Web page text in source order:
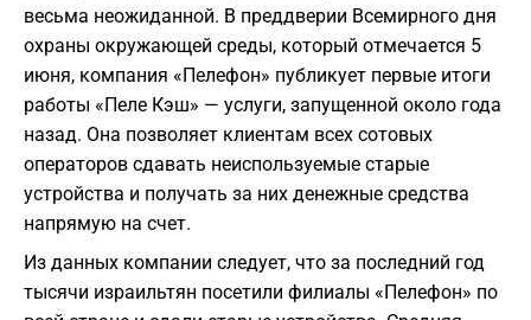
весьма неожиданной. В преддверии Всемирного дня
охраны окружающей среды, который отмечается 5
июня, компания «Пелефон» публикует первые итоги
работы «Пеле Кэш» — услуги, запущенной около года
назад. Она позволяет клиентам всех сотовых
операторов сдавать неиспользуемые старые
устройства и получать за них денежные средства
напрямую на счет.
Из данных компании следует, что за последний год
тысячи израильтян посетили филиалы «Пелефон» по